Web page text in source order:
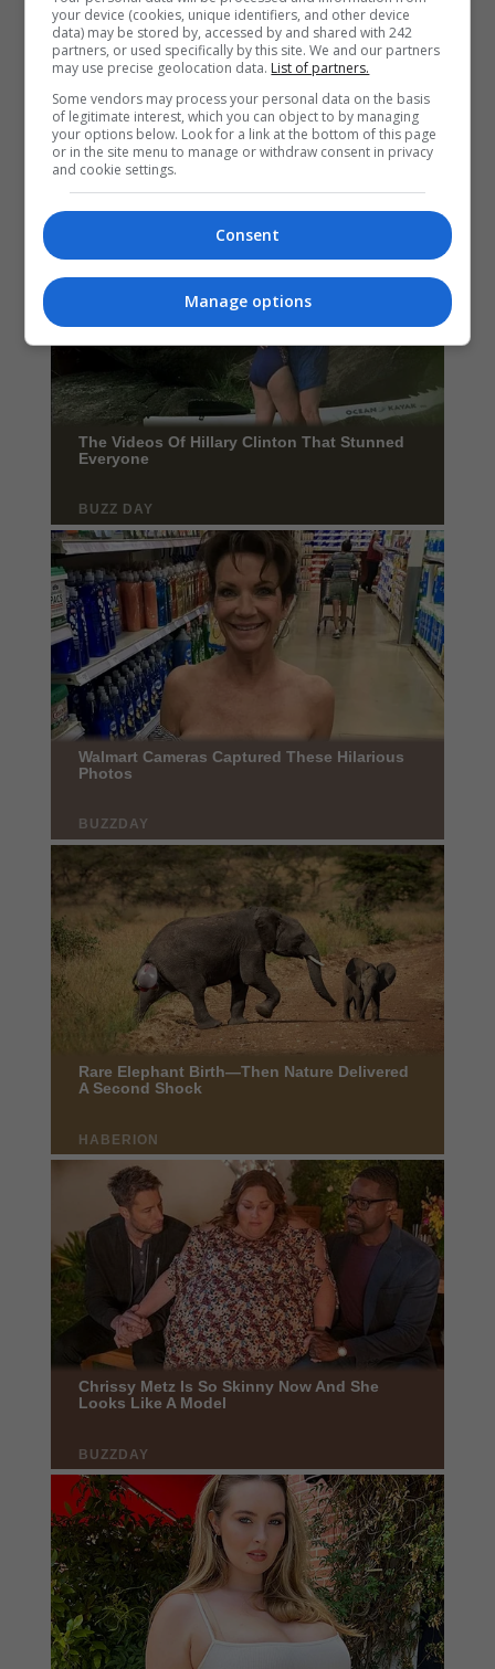
your device (cookies, unique identifiers, and other device
data) may be stored by, accessed by and shared with 242
partners, or used specifically by this site. We and our partners
may use precise geolocation data. List of partners.
Some vendors may process your personal data on the basis
of legitimate interest, which you can object to by managing
your options below. Look for a link at the bottom of this page
or in the site menu to manage or withdraw consent in privacy
and cookie settings.
Consent
Manage options